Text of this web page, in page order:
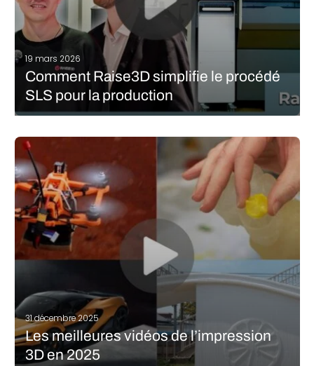
19 mars 2026
Comment Raise3D simplifie le procédé
SLS pour la production
rencontrer Raise3D, l’un des fabricants historiques du marché
de l’impression 3D. Alors qu’il a séduit de nombreux utilisateurs
avec ses solutions FDM, il s’est lancé dans la résine et…
LIRE LA SUITE
31 décembre 2025
Les meilleures vidéos de l’impression
3D en 2025